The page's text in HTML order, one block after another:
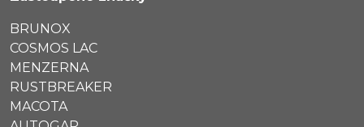
BRUNOX
COSMOS LAC
MENZERNA
RUSTBREAKER
MACOTA